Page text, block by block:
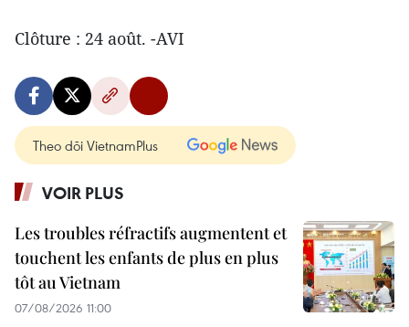
Clôture : 24 août. -AVI
Theo dõi VietnamPlus
VOIR PLUS
Les troubles réfractifs augmentent et
touchent les enfants de plus en plus
tôt au Vietnam
07/08/2026 11:00